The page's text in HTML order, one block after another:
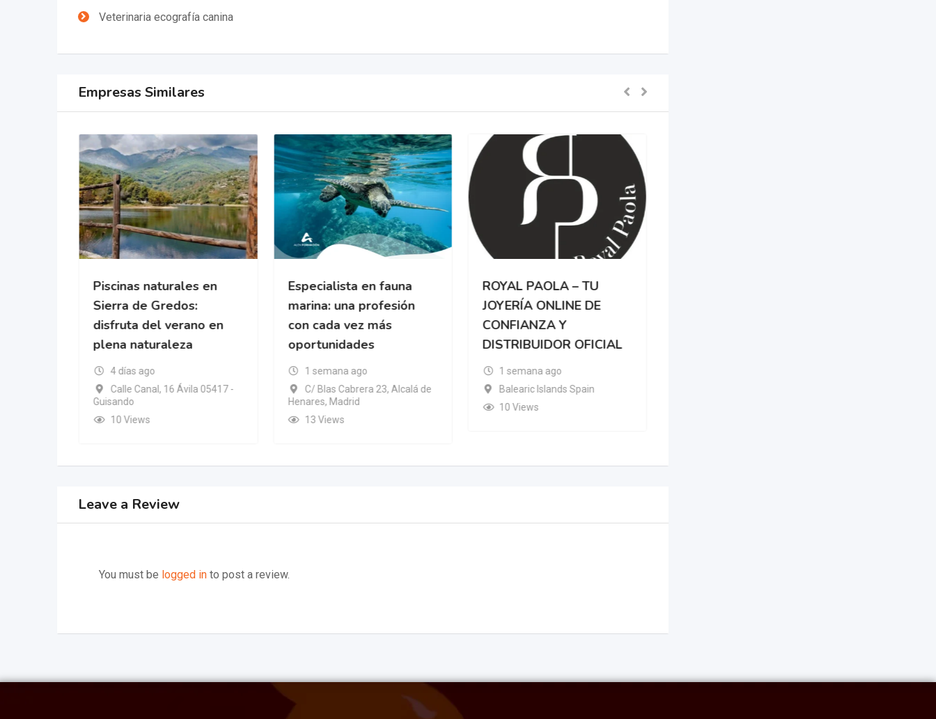
Veterinaria ecografía canina
Empresas Similares
Piscinas naturales en
Sierra de Gredos:
disfruta del verano en
plena naturaleza
4 días ago
Calle Canal, 16 Ávila 05417 -
Guisando
10 Views
Especialista en fauna
marina: una profesión
con cada vez más
oportunidades
1 semana ago
C/ Blas Cabrera 23, Alcalá de
Henares, Madrid
13 Views
ROYAL PAOLA – TU
JOYERÍA ONLINE DE
CONFIANZA Y
DISTRIBUIDOR OFICIAL
1 semana ago
Balearic Islands Spain
10 Views
Leave a Review
You must be logged in to post a review.